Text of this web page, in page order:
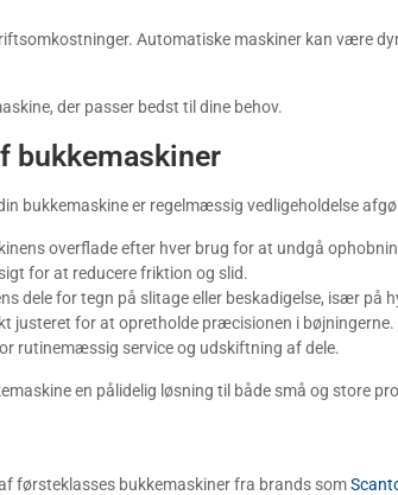
Automatiske maskiner kan være
der passer bedst til dine behov.
bukkemaskiner
bukkemaskine er regelmæssig vedligeholdelse
overflade efter hver brug for at undgå
for at reducere friktion og slid.
dele for tegn på slitage eller beskadigelse, især
justeret for at opretholde præcisionen i bøjningerne.
rutinemæssig service og udskiftning af dele.
en pålidelig løsning til både små og store
førsteklasses bukkemaskiner fra brands som